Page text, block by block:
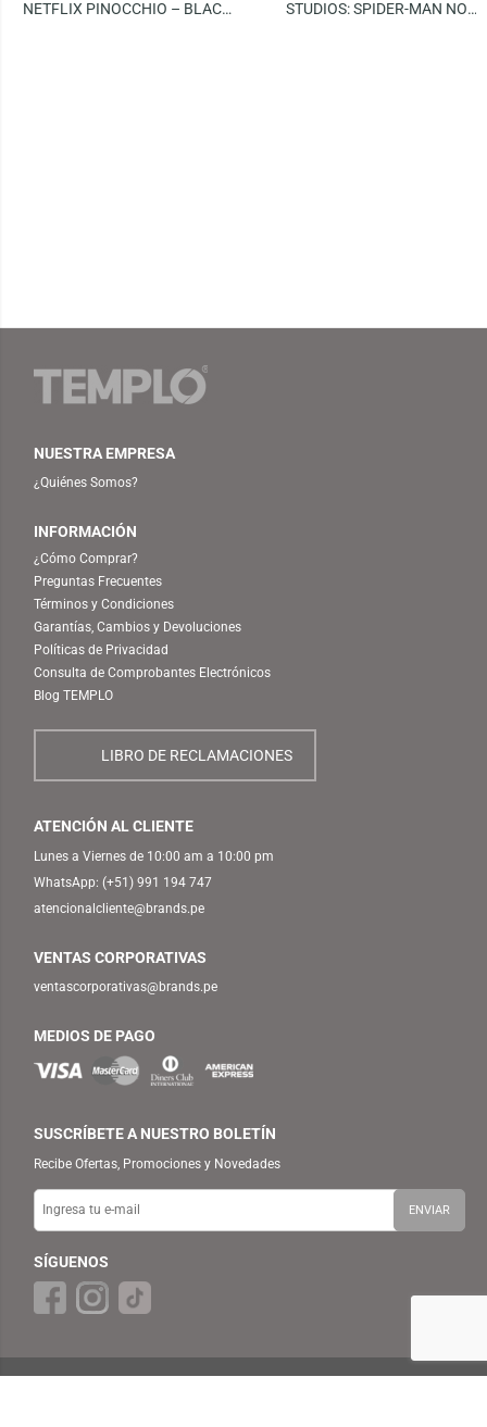
NETFLIX PINOCCHIO – BLACK
STUDIOS: SPIDER-MAN NO
NUESTRA EMPRESA
¿Quiénes Somos?
INFORMACIÓN
¿Cómo Comprar?
Preguntas Frecuentes
Términos y Condiciones
Garantías, Cambios y Devoluciones
Políticas de Privacidad
Consulta de Comprobantes Electrónicos
Blog TEMPLO
LIBRO DE RECLAMACIONES
ATENCIÓN AL CLIENTE
Lunes a Viernes de 10:00 am a 10:00 pm
WhatsApp: (+51) 991 194 747
atencionalcliente@brands.pe
VENTAS CORPORATIVAS
ventascorporativas@brands.pe
MEDIOS DE PAGO
SUSCRÍBETE A NUESTRO BOLETÍN
Recibe Ofertas, Promociones y Novedades
SÍGUENOS